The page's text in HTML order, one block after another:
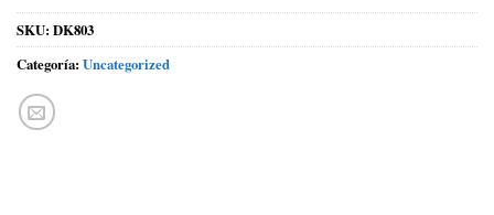
SKU: DK803
Categoría: Uncategorized